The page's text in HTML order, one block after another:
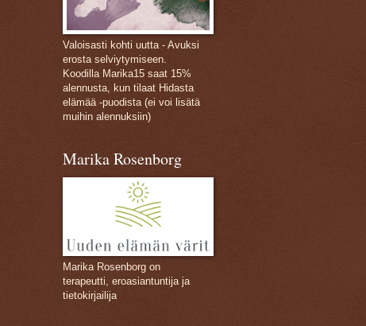
Valoisasti kohti uutta - Avuksi
erosta selviytymiseen.
Koodilla Marika15 saat 15%
alennusta, kun tilaat Hidasta
elämää -puodista (ei voi lisätä
muihin alennuksiin)
Marika Rosenborg
Marika Rosenborg on
terapeutti, eroasiantuntija ja
tietokirjailija